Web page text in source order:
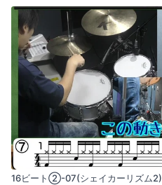
16ビート②-07(シェイカーリズム2)